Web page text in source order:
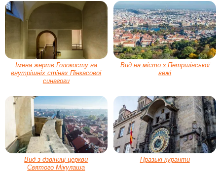
Імена жертв Голокосту на
внутрішніх стінах Пінкасової
синагоги
Вид на місто з Петршінської
вежі
Вид з дзвіниці церкви
Святого Мікулаша
Празькі куранти